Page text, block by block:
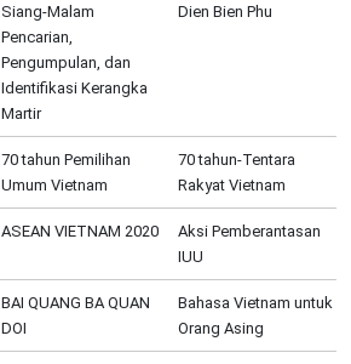
Siang-Malam
Pencarian,
Pengumpulan, dan
Identifikasi Kerangka
Martir
Dien Bien Phu
70 tahun Pemilihan
Umum Vietnam
70 tahun-Tentara
Rakyat Vietnam
ASEAN VIETNAM 2020
Aksi Pemberantasan
IUU
BAI QUANG BA QUAN
DOI
Bahasa Vietnam untuk
Orang Asing